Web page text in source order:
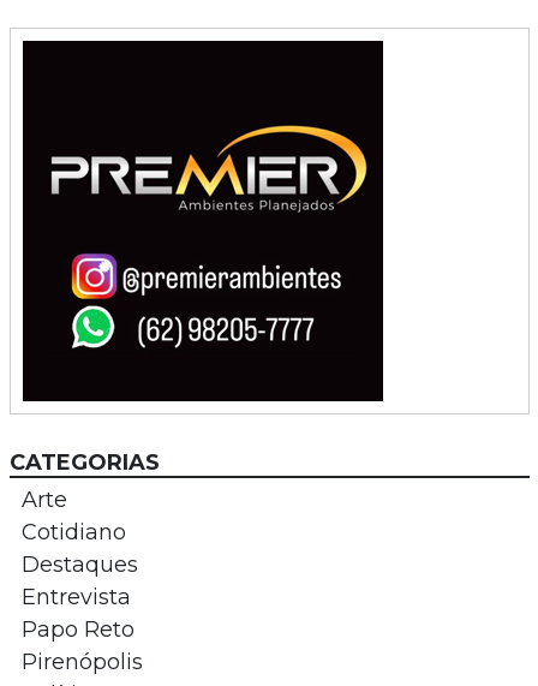
CATEGORIAS
Arte
Cotidiano
Destaques
Entrevista
Papo Reto
Pirenópolis